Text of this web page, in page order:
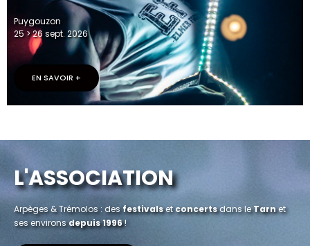
Puygouzon
25 > 26 sept. 2026
EN SAVOIR +
L'ASSOCIATION
Arpèges & Trémolos : desfestivalsetconcertsdans leTarnet
ses environsdepuis 1996!